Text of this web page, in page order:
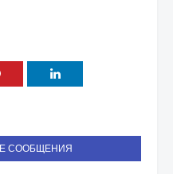
СООБЩЕНИЯ